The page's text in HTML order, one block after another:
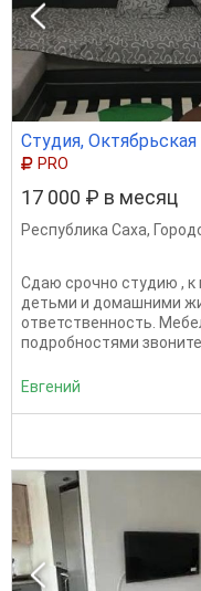
Студия, Октябрьская
PRO
17 000 ₽ в месяц
Республика Саха,
Сдаю срочно студию ,
детьми и домашними
ответственность.
подробностями звоните
Евгений